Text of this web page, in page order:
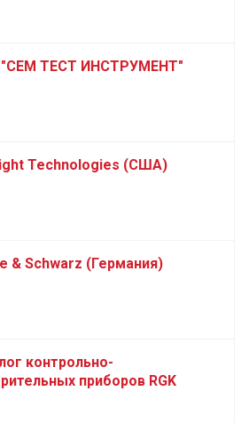
ТЕСТ ИНСТРУМЕНТ"
Technologies (США)
& Schwarz (Германия)
контрольно-
приборов RGK